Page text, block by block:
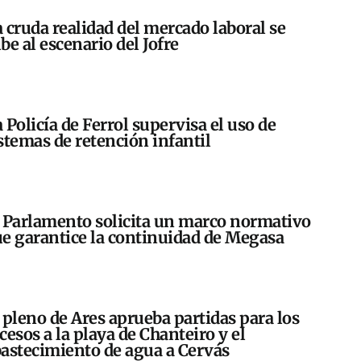
cruda realidad del mercado laboral se
al escenario del Jofre
Policía de Ferrol supervisa el uso de
de retención infantil
solicita un marco normativo
garantice la continuidad de Megasa
de Ares aprueba partidas para los
a la playa de Chanteiro y el
de agua a Cervás